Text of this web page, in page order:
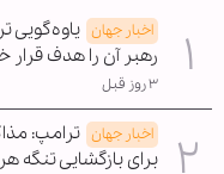
اخبار جهان یاوه‌گویی
رهبر آن را هدف قرار
۳ روز قبل
اخبار جهان ترامپ:
برای بازگشایی تنگه